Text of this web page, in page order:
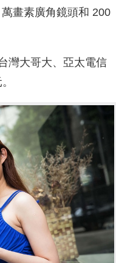
畫素廣角鏡頭和 200
灣大哥大、亞太電信